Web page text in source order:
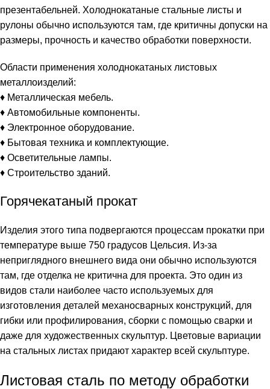
презентабельней. Холоднокатаные стальные листы и
рулоны обычно используются там, где критичны допуски на
размеры, прочность и качество обработки поверхности.
Области применения холоднокатаных листовых
металлоизделий:
♦ Металлическая мебель.
♦ Автомобильные компоненты.
♦ Электронное оборудование.
♦ Бытовая техника и комплектующие.
♦ Осветительные лампы.
♦ Строительство зданий.
Горячекатаный прокат
Изделия этого типа подвергаются процессам прокатки при
температуре выше 750 градусов Цельсия. Из-за
неприглядного внешнего вида они обычно используются
там, где отделка не критична для проекта. Это один из
видов стали наиболее часто используемых для
изготовления деталей механосварных конструкций, для
гибки или профилирования, сборки с помощью сварки и
даже для художественных скульптур. Цветовые вариации
на стальных листах придают характер всей скульптуре.
Листовая сталь по методу обработки